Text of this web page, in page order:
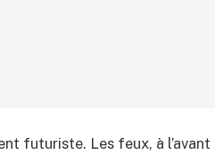
futuriste. Les feux, à l’avant